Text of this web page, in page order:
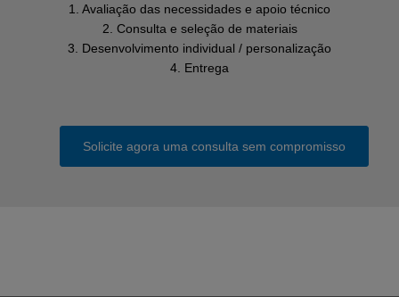
1. Avaliação das necessidades e apoio técnico
2. Consulta e seleção de materiais
3. Desenvolvimento individual / personalização
4. Entrega
Solicite agora uma consulta sem compromisso